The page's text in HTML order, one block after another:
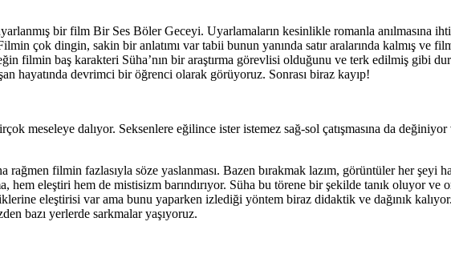
bir film Bir Ses Böler Geceyi. Uyarlamaların kesinlikle romanla anılmasına
çok dingin, sakin bir anlatımı var tabii bunun yanında satır aralarında kalmış ve
filmin baş karakteri Süha’nın bir araştırma görevlisi olduğunu ve terk edilmiş gibi
hayatında devrimci bir öğrenci olarak görüyoruz. Sonrası biraz kayıp!
meseleye dalıyor. Seksenlere eğilince ister istemez sağ-sol çatışmasına da
rağmen filmin fazlasıyla söze yaslanması. Bazen bırakmak lazım, görüntüler her
hem eleştiri hem de mistisizm barındırıyor. Süha bu törene bir şekilde tanık oluyor ve
eleştirisi var ama bunu yaparken izlediği yöntem biraz didaktik ve dağınık
bazı yerlerde sarkmalar yaşıyoruz.